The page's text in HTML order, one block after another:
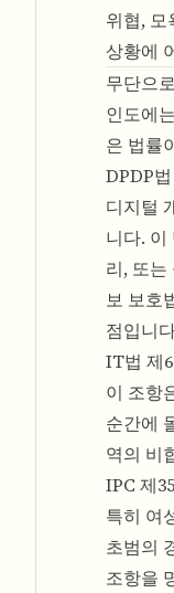
위협, 모
상황에
무단으
인도에
은 법률
DPDP
디지털
니다. 이
리, 또는
보 보호
점입니
IT법 제
이 조항
순간에
역의 비
IPC 제
특히 여
초범의
조항을